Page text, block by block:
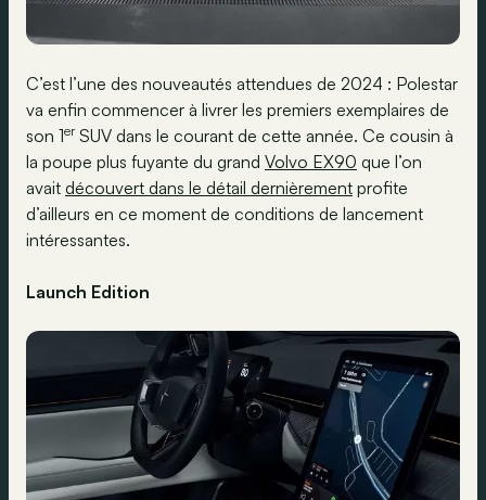
C’est l’une des nouveautés attendues de 2024 : Polestar
va enfin commencer à livrer les premiers exemplaires de
son 1erSUV dans le courant de cette année. Ce cousin à
la poupe plus fuyante du grand Volvo EX90 que l’on
avait découvert dans le détail dernièrement profite
d’ailleurs en ce moment de conditions de lancement
intéressantes.
Launch Edition